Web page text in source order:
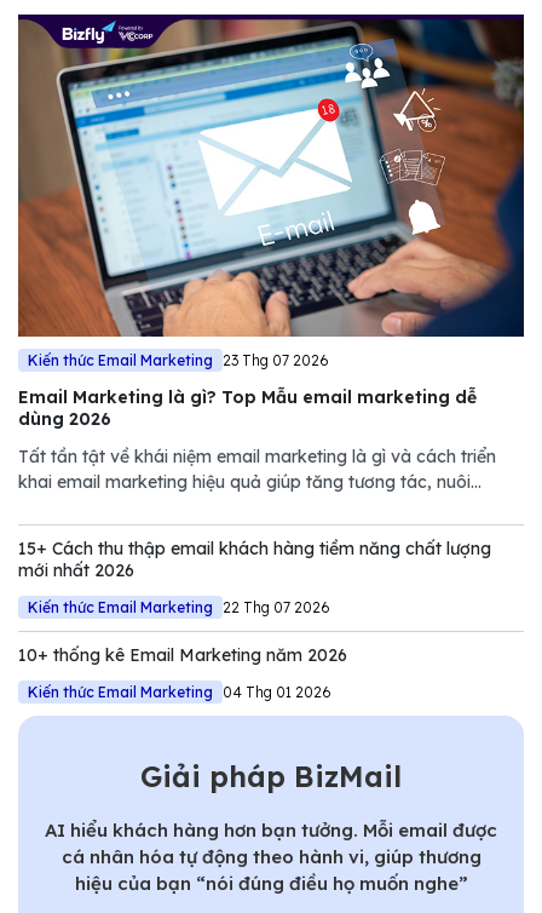
Kiến thức Email Marketing 23 Thg 07 2026
Email Marketing là gì? Top Mẫu email marketing dễ
dùng 2026
Tất tần tật về khái niệm email marketing là gì và cách triển
khai email marketing hiệu quả giúp tăng tương tác, nuôi
15+ Cách thu thập email khách hàng tiềm năng chất lượng
mới nhất 2026
Kiến thức Email Marketing 22 Thg 07 2026
10+ thống kê Email Marketing năm 2026
Kiến thức Email Marketing 04 Thg 01 2026
Giải pháp BizMail
AI hiểu khách hàng hơn bạn tưởng. Mỗi email được
cá nhân hóa tự động theo hành vi, giúp thương
hiệu của bạn “nói đúng điều họ muốn nghe”